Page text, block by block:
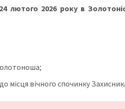
лютого 2026 року в
місця вічного спочинку